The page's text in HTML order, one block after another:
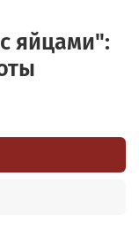
яйцами":